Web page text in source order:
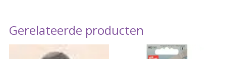
Gerelateerde producten